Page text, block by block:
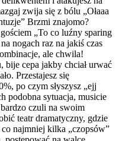
zwija się z bólu „Ołaaa
Brzmi znajomo?
„To co luźny sparing
nogach raz na jakiś czas
ale chwila!
cepa jakby chciał urwać
Przestajesz się
po czym słyszysz „ejj
podobna sytuacja, musicie
czuli na swoim
teatr dramatyczny, gdzie
najmniej kilka „czopsów”